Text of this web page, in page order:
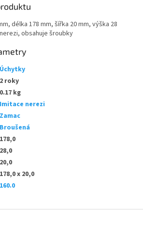
délka 178 mm, šířka 20 mm, výška 28
obsahuje šroubky
Úchytky
2 roky
0.17 kg
Imitace nerezi
Zamac
Broušená
178,0
28,0
20,0
178,0 x 20,0
160.0